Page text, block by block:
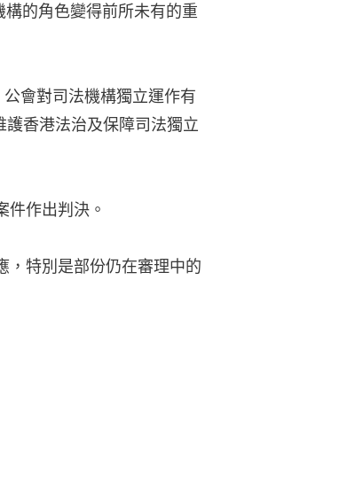
的角色變得前所未有的重
會對司法機構獨立運作有
香港法治及保障司法獨立
件作出判決。
，特別是部份仍在審理中的